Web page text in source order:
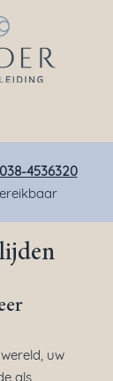
038-4536320
uw
als